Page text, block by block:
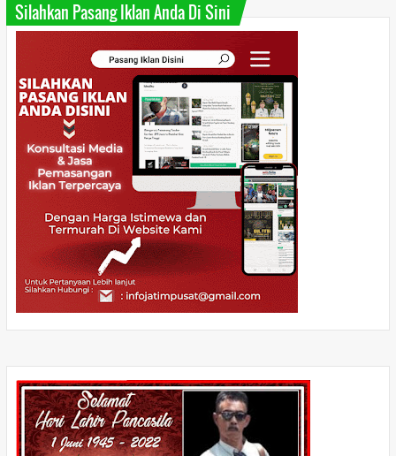
Silahkan Pasang Iklan Anda Di Sini